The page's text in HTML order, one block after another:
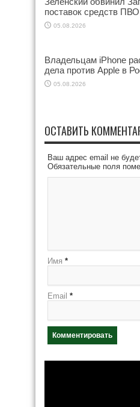
поставок средств ПВО
05.08.2026
Владельцам iPhone
дела против Apple в
05.08.2026
ОСТАВИТЬ
Ваш адрес email не
Обязательные поля
Имя *
Email *